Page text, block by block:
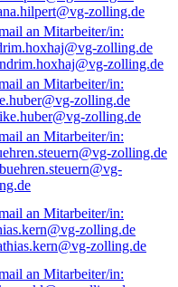
zolling.de
zolling.de
zolling.de
zolling.de